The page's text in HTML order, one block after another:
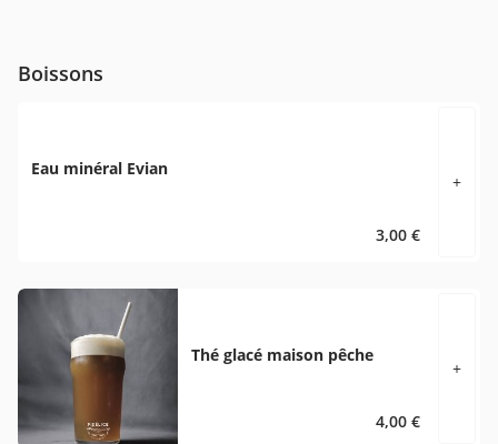
Boissons
Eau minéral Evian
3,00 €
+
Thé glacé maison pêche
4,00 €
+